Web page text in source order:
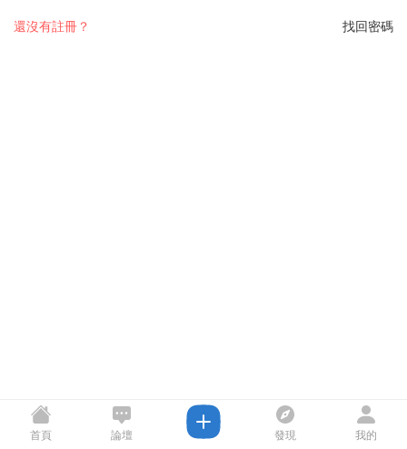
找回密碼
還沒有註冊？
首頁 論壇 發現 我的